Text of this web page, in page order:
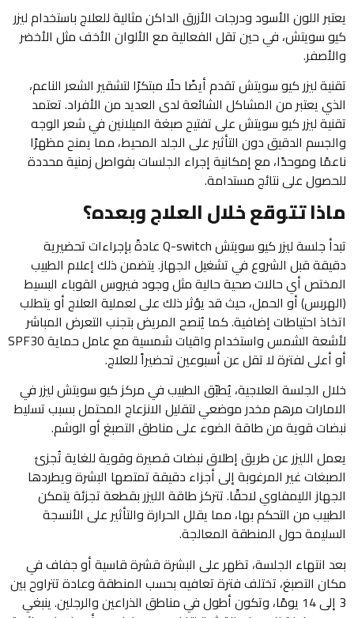
يعتبر اللون الأسود ودرجات الأزرق الداكن مثالية للعلاج باستخدام ليزر
كيو سويتش، في حين تقل الفعالية مع الألوان الأخف مثل الأخضر
والأصفر.
تقنية ليزر كيو سويتش تقدم أيضًا حلًا مبتكرًا لتشقير الشعر الناعم،
الذي يعتبر من المشاكل الشائعة لدى العديد من الأفراد. تعتمد
تقنية ليزر كيو سويتش على تفتيح صبغة الميلانين في شعر الوجه
والجسم الدقيق دون التأثير على الجلد المحيط، مما يمنح مظهرًا
ناعمًا وموحدًا، مع إمكانية إجراء الجلسات بفواصل زمنية محددة
للحصول على نتائج مستدامة.
ماذا تتوقع خلال العلاج وبعده؟
تبدأ جلسة ليزر كيو سويتش Q-switch عادةً بإجراءات تحضيرية
دقيقة قبل الشروع في تشغيل الجهاز. يتضمن ذلك إعلام الطبيب
المختص أي حالات صحية حالية مثل وجود فيروس القوباء البسيط
(الهربس) أو الحمل، حيث قد يؤثر ذلك على لعملية العلاج أو يتطلب
اتخاذ احتياطات إضافية. كما يُنصح المريض بتجنب التعرض المباشر
لأشعة الشمس واستخدام واقيات شمسية مع عامل حماية SPF30
أو أعلى لفترة لا تقل عن أسبوعين تحضيراً للعلاج.
خلال الجلسة العلاجية، يُطبّق الطبيب في مركز كيو سويتش ليزر في
الامارات مرهم مخدر موضعي لتقليل الانزعاج المحتمل بسبب تسليط
نبضات قوية من طاقة الضوء على مناطق التصبغ أو الوشم.
يعمل الليزر عن طريق إطلاق نبضات قصيرة وقوية للغاية تُجزئ
الصبغات غير المرغوبة إلى أجزاء دقيقة تمتصها البشرة ويطردها
الجهاز الليمفاوي لاحقًا. تتركز طاقة الليزر بقطعة تجزئة يتمكن
الطبيب من التحكم بها، مما يقلل الحرارة والتأثير على الأنسجة
السليمة حول المنطقة المعالجة.
بعد انتهاء الجلسة، تظهر على البشرة قشرة قاسية أو جفاف في
مكان التصبغ، تختلف فترة تعافيه بحسب المنطقة وعادة تتراوح بين
3 إلى 14 يومًا، وتكون أطول في مناطق الذراعين والرجلين. ينبغي